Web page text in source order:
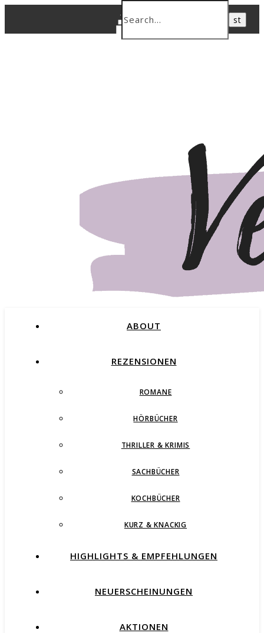
ABOUT
REZENSIONEN
ROMANE
HÖRBÜCHER
THRILLER & KRIMIS
SACHBÜCHER
KOCHBÜCHER
KURZ & KNACKIG
HIGHLIGHTS & EMPFEHLUNGEN
NEUERSCHEINUNGEN
AKTIONEN